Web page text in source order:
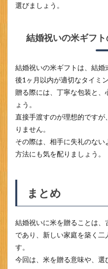
選びましょう。
結婚祝いの米ギフ
結婚祝いの米ギフトは、結
後1ヶ月以内が適切なタイミン
贈る際には、丁寧な包装と、
ょう。
直接手渡すのが理想的です
りません。
その際は、相手に失礼のな
方法にも気を配りましょう。
まとめ
結婚祝いに米を贈ることは
であり、新しい家庭を築く
す。
今回は、米を贈る意味や、選